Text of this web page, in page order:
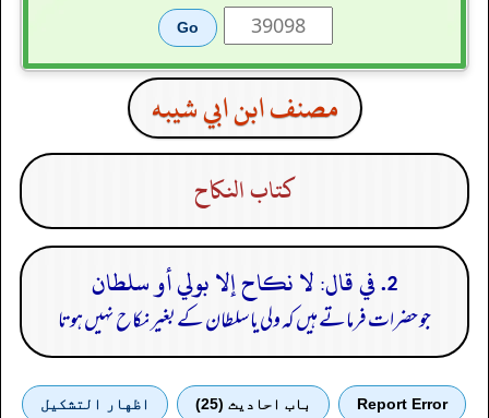
مصنف ابن ابي شيبه
كتاب النكاح
2. في قال: لا نكاح إلا بولي أو سلطان
جو حضرات فرماتے ہیں کہ ولی یا سلطان کے بغیر نکاح نہیں ہوتا
Report Error باب احادیث (25) اظهار التشكيل